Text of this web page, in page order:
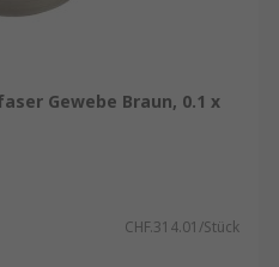
Gewebe Braun, 0.1 x
CHF.314.01/Stück